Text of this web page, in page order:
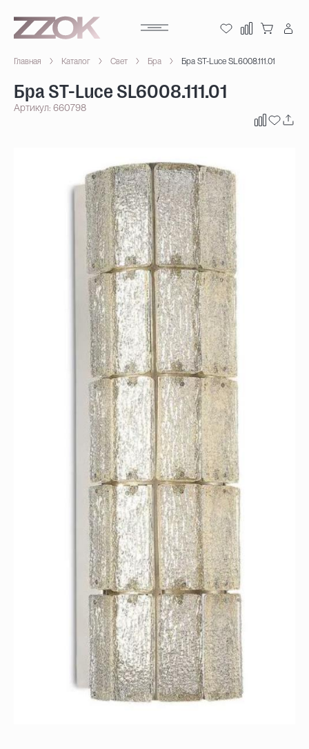
Главная Каталог Свет Бра Бра ST-Luce SL6008.111.01
Бра ST-Luce SL6008.111.01
Артикул: 660798